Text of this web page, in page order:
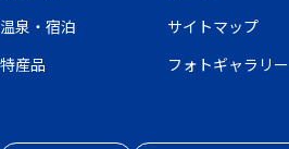
温泉・宿泊
サイトマップ
特産品
フォトギャラリー